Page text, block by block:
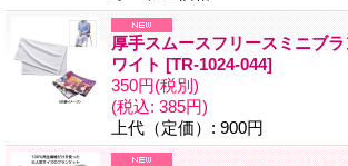
厚手スムースフリースミニブ
ワイト [TR-1024-044]
350円(税別)
(税込: 385円)
上代（定価） : 900円